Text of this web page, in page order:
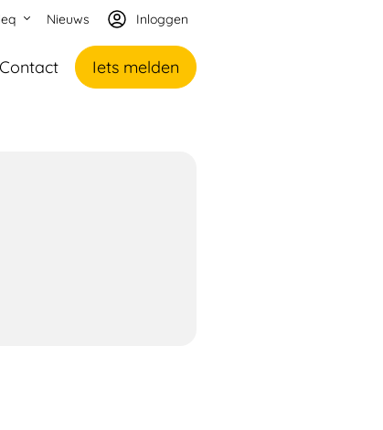
Contact Iets melden
Nieuws Inloggen